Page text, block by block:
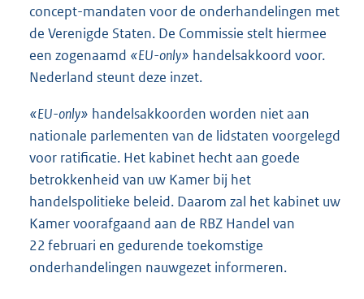
concept-mandaten voor de onderhandelingen met
de Verenigde Staten. De Commissie stelt hiermee
een zogenaamd «EU-only» handelsakkoord voor.
Nederland steunt deze inzet.
«EU-only» handelsakkoorden worden niet aan
nationale parlementen van de lidstaten voorgelegd
voor ratificatie. Het kabinet hecht aan goede
betrokkenheid van uw Kamer bij het
handelspolitieke beleid. Daarom zal het kabinet uw
Kamer voorafgaand aan de RBZ Handel van
22 februari en gedurende toekomstige
onderhandelingen nauwgezet informeren.